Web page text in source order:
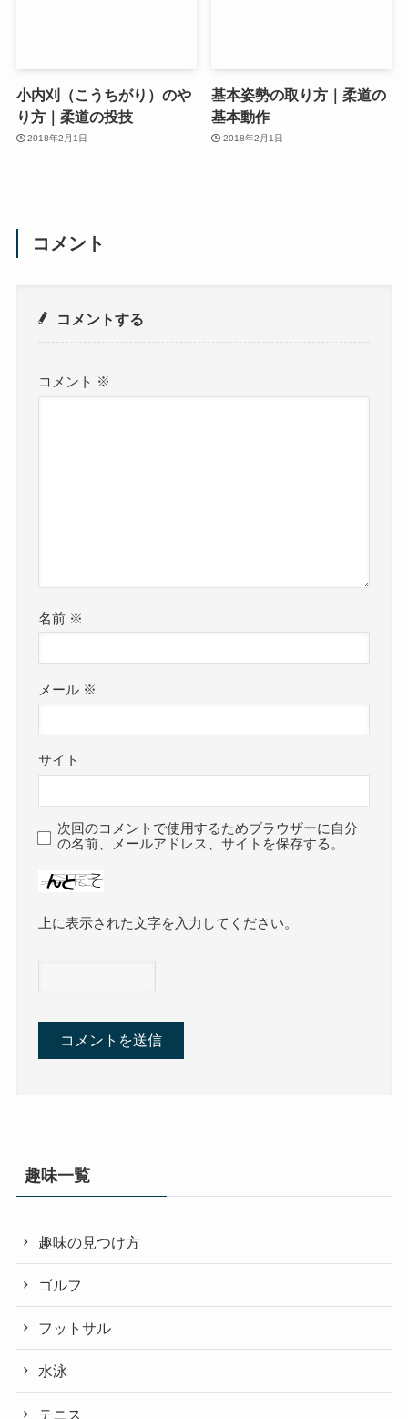
小内刈（こうちがり）のや
り方｜柔道の投技
2018年2月1日
基本姿勢の取り方｜柔道の
基本動作
2018年2月1日
コメント
コメントする
コメント ※
名前 ※
メール ※
サイト
次回のコメントで使用するためブラウザーに自分
の名前、メールアドレス、サイトを保存する。
上に表示された文字を入力してください。
趣味一覧
趣味の見つけ方
ゴルフ
フットサル
水泳
テニス